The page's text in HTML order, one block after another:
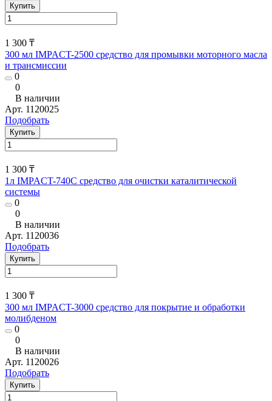
Купить
1 300 ₸
300 мл IMPACT-2500 средство для промывки моторного масла
и трансмиссии
0
0
В наличии
Арт. 1120025
Подобрать
Купить
1 300 ₸
1л IMPACT-740C средство для очистки каталитической
системы
0
0
В наличии
Арт. 1120036
Подобрать
Купить
1 300 ₸
300 мл IMPACT-3000 средство для покрытие и обработки
молибденом
0
0
В наличии
Арт. 1120026
Подобрать
Купить